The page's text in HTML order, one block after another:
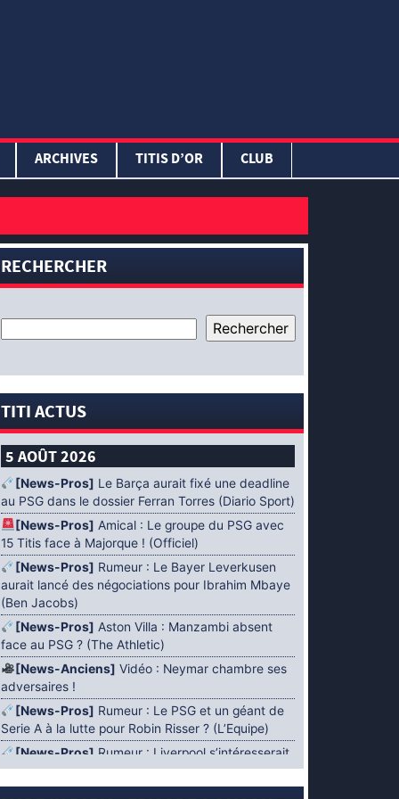
ARCHIVES TITIS D’OR CLUB
RECHERCHER
TITI ACTUS
5 AOÛT 2026
[News-Pros] Le Barça aurait fixé une deadline
au PSG dans le dossier Ferran Torres (Diario Sport)
[News-Pros] Amical : Le groupe du PSG avec
15 Titis face à Majorque ! (Officiel)
[News-Pros] Rumeur : Le Bayer Leverkusen
aurait lancé des négociations pour Ibrahim Mbaye
(Ben Jacobs)
[News-Pros] Aston Villa : Manzambi absent
face au PSG ? (The Athletic)
[News-Anciens] Vidéo : Neymar chambre ses
adversaires !
[News-Pros] Rumeur : Le PSG et un géant de
Serie A à la lutte pour Robin Risser ? (L’Equipe)
[News-Pros] Rumeur : Liverpool s’intéresserait
à Ibrahim Mbaye en plus de Bradley Barcola
(Fabrizio Romano)